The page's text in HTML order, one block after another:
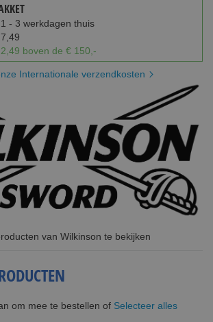
- 3 werkdagen thuis
boven de € 150,-
Internationale verzendkosten
van Wilkinson te bekijken
om mee te bestellen of Selecteer alles